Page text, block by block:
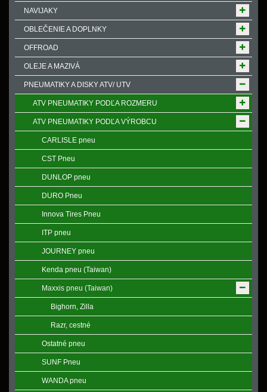
NAVIJAKY
OBLEČENIE A DOPLNKY
OFFROAD
OLEJE A MAZIVÁ
PNEUMATIKY A DISKY ATV/ UTV
ATV PNEUMATIKY PODĽA ROZMERU
ATV PNEUMATIKY PODĽA VÝROBCU
CARLISLE pneu
CST Pneu
DUNLOP pneu
DURO Pneu
Innova Tires Pneu
ITP pneu
JOURNEY pneu
Kenda pneu (Taiwan)
Maxxis pneu (Taiwan)
Bighorn, Zilla
Razr, cestné
Ostatné pneu
SUNF Pneu
WANDA pneu